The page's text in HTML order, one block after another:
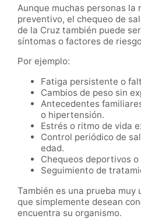
Aunque muchas personas la
preventivo, el chequeo de
de la Cruz también puede
síntomas o factores de
Por ejemplo:
Fatiga persistente o
Cambios de peso sin
Antecedentes
o hipertensión.
Estrés o ritmo de vida
Control periódico de
edad.
Chequeos deportivos
Seguimiento de
También es una prueba muy
que simplemente desean
encuentra su organismo.